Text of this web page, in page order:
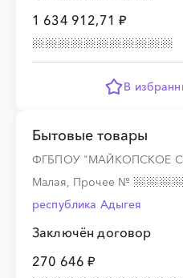
1 634 912,71 ₽
В
Бытовые товары
ФГБПОУ "МАЙКОПСКОЕ
Малая, Прочее №
республика Адыгея
Заключён договор
270 646 ₽